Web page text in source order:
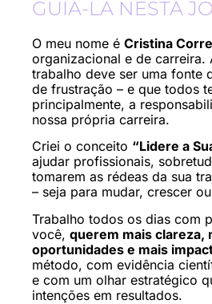
GUIÁ-LA NESTA
O meu nome é Cristina
organizacional e de carreira.
trabalho deve ser uma fonte
de frustração – e que todos
principalmente, a
nossa própria carreira.
Criei o conceito “Lidere a
ajudar profissionais,
tomarem as rédeas da sua
– seja para mudar, crescer
Trabalho todos os dias com
você, querem mais clareza,
oportunidades e mais
método, com evidência
e com um olhar estratégico
intenções em resultados.